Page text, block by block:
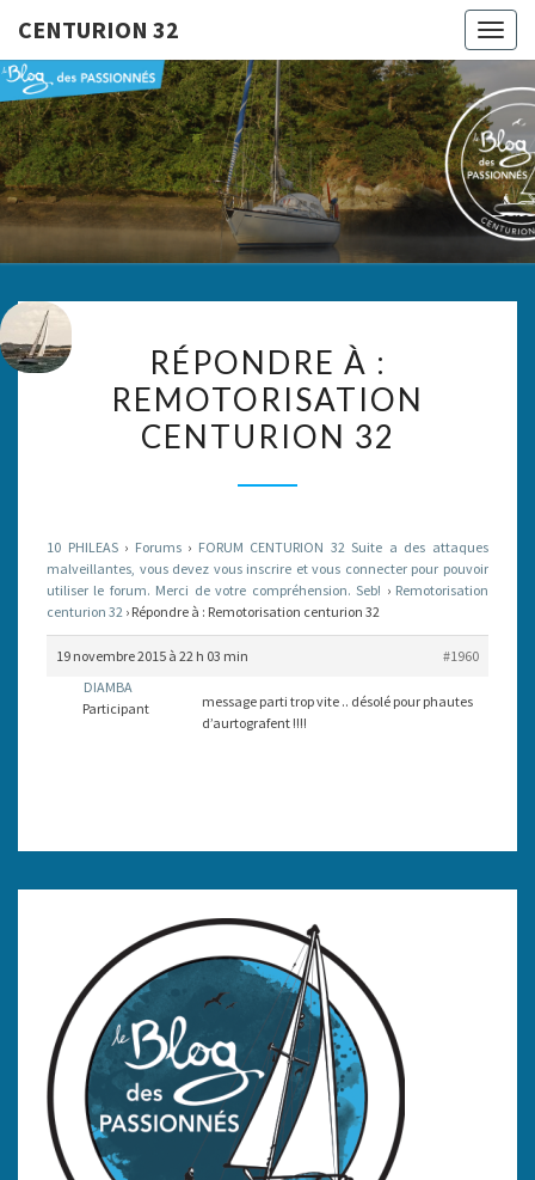
CENTURION 32
32
Le Blog
Des
Passionnés
À :
REMOTORISATION
CENTURION
RÉPONDRE À :
REMOTORISATION
CENTURION 32
10 PHILEAS › Forums › FORUM CENTURION 32 Suite a des attaques
malveillantes, vous devez vous inscrire et vous connecter pour pouvoir
utiliser le forum. Merci de votre compréhension. Seb! › Remotorisation
centurion 32 › Répondre à : Remotorisation centurion 32
19 novembre 2015 à 22 h 03 min
#1960
DIAMBA
Participant
message parti trop vite .. désolé pour phautes
d’aurtografent !!!!